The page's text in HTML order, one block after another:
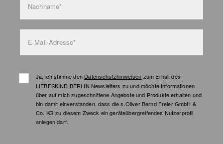
Nachname*
E-Mail-Adresse*
Ja, ich stimme den Datenschutzhinweisen zum Erhalt des
LIEBESKIND BERLIN Newsletters zu und möchte Informationen
über auf mich zugeschnittene Angebote und Produkte erhalten und
bin damit einverstanden, dass die s.Oliver Bernd Freier GmbH &
Co. KG zu diesem Zweck ein geräteübergreifendes Nutzerprofil
anlegen darf.